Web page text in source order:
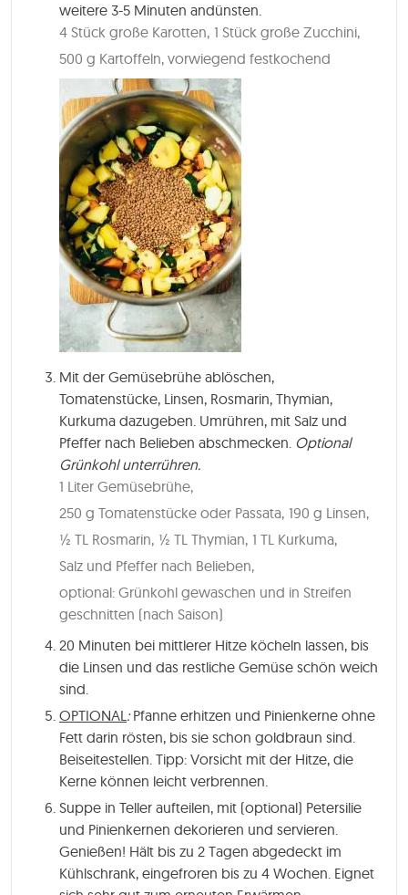
weitere 3-5 Minuten andünsten.
4 Stück große Karotten, 1 Stück große Zucchini,
500 g Kartoffeln, vorwiegend festkochend
Mit der Gemüsebrühe ablöschen,
Tomatenstücke, Linsen, Rosmarin, Thymian,
Kurkuma dazugeben. Umrühren, mit Salz und
Pfeffer nach Belieben abschmecken. Optional
Grünkohl unterrühren.
1 Liter Gemüsebrühe,
250 g Tomatenstücke oder Passata, 190 g Linsen,
½ TL Rosmarin, ½ TL Thymian, 1 TL Kurkuma,
Salz und Pfeffer nach Belieben,
optional: Grünkohl gewaschen und in Streifen
geschnitten (nach Saison)
20 Minuten bei mittlerer Hitze köcheln lassen, bis
die Linsen und das restliche Gemüse schön weich
sind.
OPTIONAL:Pfanne erhitzen und Pinienkerne ohne
Fett darin rösten, bis sie schon goldbraun sind.
Beiseitestellen. Tipp: Vorsicht mit der Hitze, die
Kerne können leicht verbrennen.
Suppe in Teller aufteilen, mit (optional) Petersilie
und Pinienkernen dekorieren und servieren.
Genießen! Hält bis zu 2 Tagen abgedeckt im
Kühlschrank, eingefroren bis zu 4 Wochen. Eignet